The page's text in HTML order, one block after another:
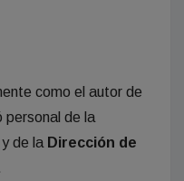
como el autor de
personal de la
y de la Dirección de